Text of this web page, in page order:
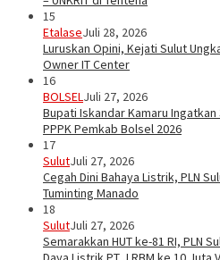
15
EtalaseJuli 28, 2026
Luruskan Opini, Kejati Sulut
Owner IT Center
16
BOLSELJuli 27, 2026
Bupati Iskandar Kamaru
PPPK Pemkab Bolsel 2026
17
SulutJuli 27, 2026
Cegah Dini Bahaya Listrik, PLN
Tuminting Manado
18
SulutJuli 27, 2026
Semarakkan HUT ke-81 RI, PLN